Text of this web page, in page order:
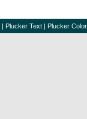
| Plucker Text | Plucker Color